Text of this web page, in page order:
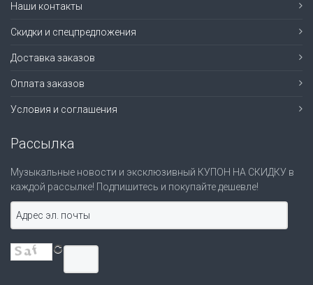
Наши контакты
Скидки и спецпредложения
Доставка заказов
Оплата заказов
Условия и соглашения
Рассылка
Музыкальные новости и эксклюзивный КУПОН НА СКИДКУ в
каждой рассылке! Подпишитесь и покупайте дешевле!